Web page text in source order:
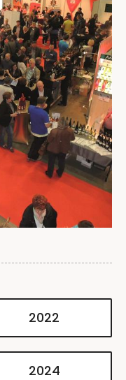
2022
2024